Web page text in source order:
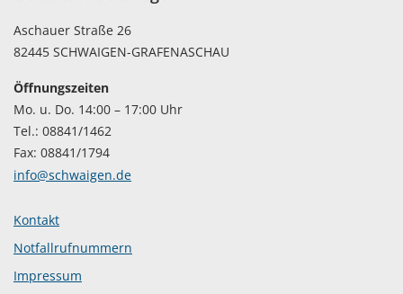
Aschauer Straße 26
82445 SCHWAIGEN-GRAFENASCHAU
Öffnungszeiten
Mo. u. Do. 14:00 – 17:00 Uhr
Tel.: 08841/1462
Fax: 08841/1794
info@schwaigen.de
Kontakt
Notfallrufnummern
Impressum